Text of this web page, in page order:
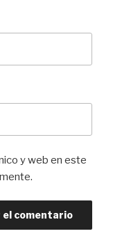
y web en este